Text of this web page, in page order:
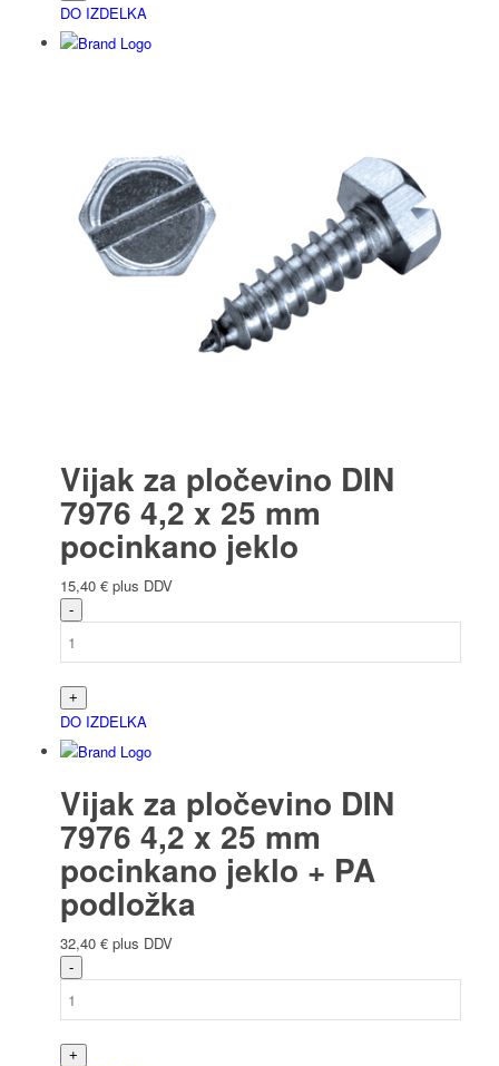
DO IZDELKA
Vijak za pločevino DIN
7976 4,2 x 25 mm
pocinkano jeklo
15,40 € plus DDV
DO IZDELKA
Vijak za pločevino DIN
7976 4,2 x 25 mm
pocinkano jeklo + PA
podložka
32,40 € plus DDV